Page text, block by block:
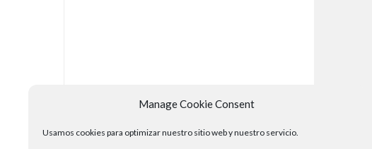
Manage Cookie Consent
Usamos cookies para optimizar nuestro sitio web y nuestro servicio.